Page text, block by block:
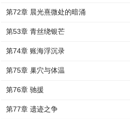
第72章 晨光熹微处的暗涌
第53章 青丝绕银芒
第74章 账海浮沉录
第75章 巢穴与体温
第76章 驰援
第77章 遗迹之争